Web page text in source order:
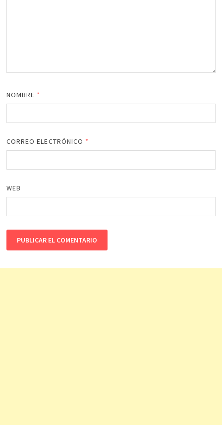
NOMBRE *
CORREO ELECTRÓNICO *
WEB